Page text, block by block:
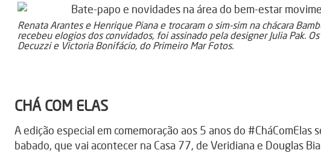
Renata Arantes e Henrique Piana e trocaram o sim-sim na chácara
recebeu elogios dos convidados, foi assinado pela designer Julia Pak.
Decuzzi e Victoria Bonifácio, do Primeiro Mar Fotos.
CHÁ COM ELAS
A edição especial em comemoração aos 5 anos do #CháComElas
babado, que vai acontecer na Casa 77, de Veridiana e Douglas